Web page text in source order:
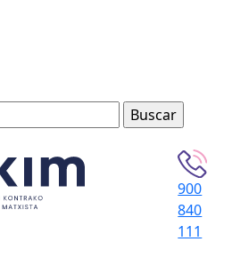
900
840
111